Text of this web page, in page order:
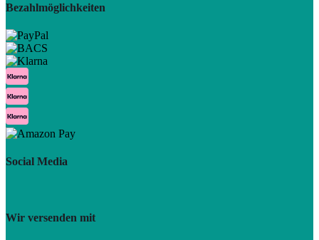
Bezahlmöglichkeiten
Social Media
Wir versenden mit